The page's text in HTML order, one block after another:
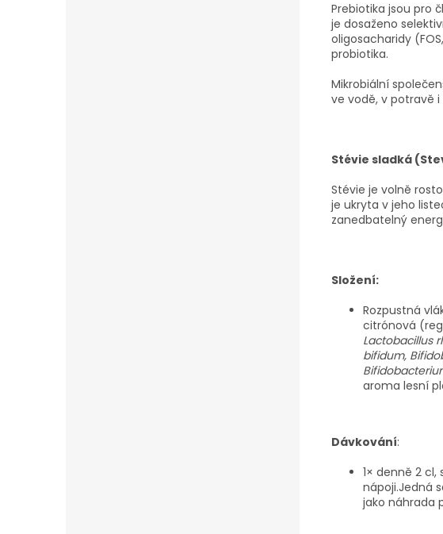
Prebiotika jsou pro
je dosaženo
oligosacharidy
probiotika.
Mikrobiální
ve vodě, v potravě
Stévie sladká
Stévie je volně
je ukryta v jeho
zanedbatelný
Složení:
Rozpustná
citrónová
Lactobacillus
bifidum,
aroma lesní
Dávkování:
1× denně 2
nápoji.Jedná
jako náhrada